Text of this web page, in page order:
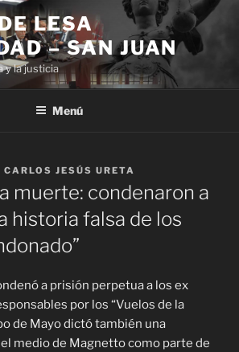
LESA
– SAN JUAN
y la justicia
Menú
CARLOS JESÚS URETA
muerte: condenaron a
historia falsa de los
a prisión perpetua a los ex
por los “Vuelos de la
de Mayo dictó también una
medio de Magnetto como parte de